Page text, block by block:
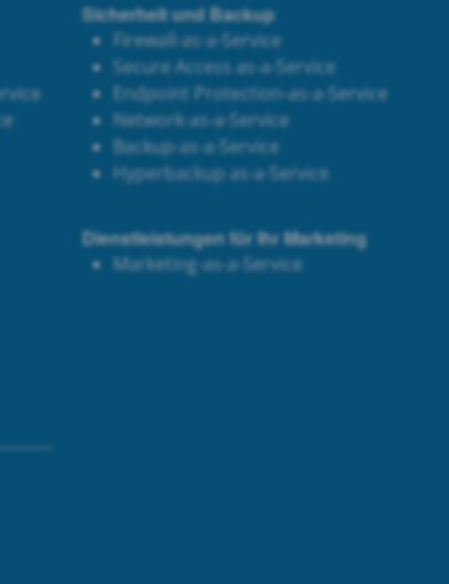
Sicherheit und Backup
Firewall-as-a-Service
Secure Access as-a-Service
Endpoint Protection-as-a-Service
Network-as-a-Service
Backup-as-a-Service
Hyperbackup as-a-Service
Dienstleistungen für Ihr Marketing
Marketing-as-a-Service